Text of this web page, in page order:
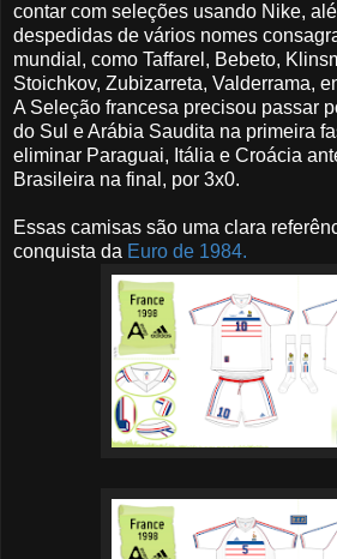
contar com seleções usando Nike,
despedidas de vários nomes
mundial, como Taffarel, Bebeto,
Stoichkov, Zubizarreta, Valderrama,
A Seleção francesa precisou passar
do Sul e Arábia Saudita na primeira
eliminar Paraguai, Itália e Croácia
Brasileira na final, por 3x0.
Essas camisas são uma clara
conquista da Euro de 1984.